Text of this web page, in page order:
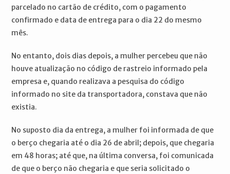
parcelado no cartão de crédito, com o pagamento
confirmado e data de entrega para o dia 22 do mesmo
mês.
No entanto, dois dias depois, a mulher percebeu que não
houve atualização no código de rastreio informado pela
empresa e, quando realizava a pesquisa do código
informado no site da transportadora, constava que não
existia.
No suposto dia da entrega, a mulher foi informada de que
o berço chegaria até o dia 26 de abril; depois, que chegaria
em 48 horas; até que, na última conversa, foi comunicada
de que o berço não chegaria e que seria solicitado o